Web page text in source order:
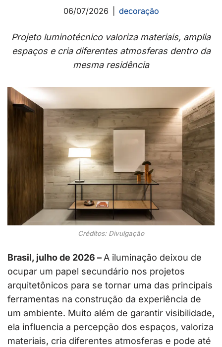
06/07/2026 decoração
Projeto luminotécnico valoriza materiais, amplia
espaços e cria diferentes atmosferas dentro da
mesma residência
Créditos: Divulgação
Brasil, julho de 2026 – A iluminação deixou de
ocupar um papel secundário nos projetos
arquitetônicos para se tornar uma das principais
ferramentas na construção da experiência de
um ambiente. Muito além de garantir visibilidade,
ela influencia a percepção dos espaços, valoriza
materiais, cria diferentes atmosferas e pode até